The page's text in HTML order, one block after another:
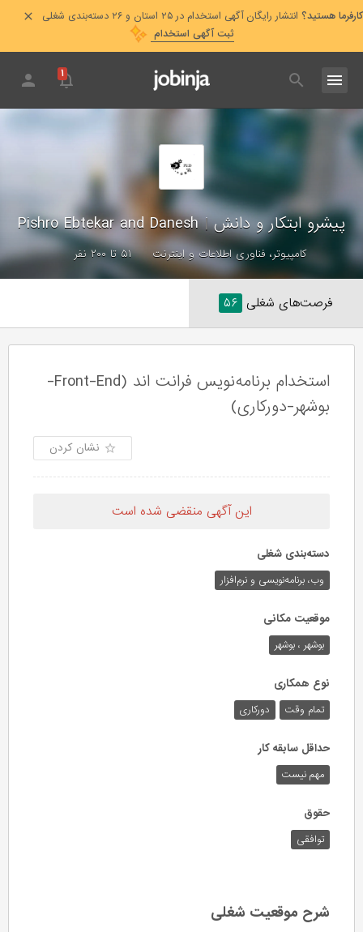
کارفرما هستید؟ انتشار رایگان آگهی استخدام در ۲۵ استان و ۲۶ دسته‌بندی شغلی
ثبت آگهی استخدام
۱
پیشرو ابتکار و دانش|
Pishro Ebtekar and Danesh
کامپیوتر، فناوری اطلاعات و اینترنت ۵۱ تا ۲۰۰ نفر
فرصت‌های شغلی ۵۶
استخدام برنامه‌نویس فرانت اند (Front-End-
بوشهر-دورکاری)
نشان کردن
این آگهی منقضی شده است
دسته‌بندی شغلی
وب،‌ برنامه‌نویسی و نرم‌افزار
موقعیت مکانی
بوشهر ، بوشهر
نوع همکاری
تمام وقت دورکاری
حداقل سابقه کار
مهم نیست
حقوق
توافقی
شرح موقعیت شغلی